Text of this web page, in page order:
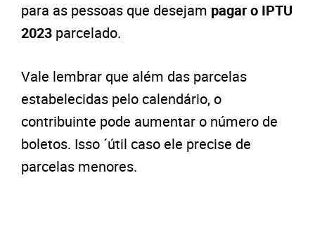
para as pessoas que desejam pagar o IPTU
2023 parcelado.
Vale lembrar que além das parcelas
estabelecidas pelo calendário, o
contribuinte pode aumentar o número de
boletos. Isso ´útil caso ele precise de
parcelas menores.